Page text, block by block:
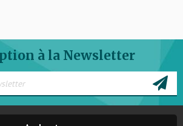
à la Newsletter